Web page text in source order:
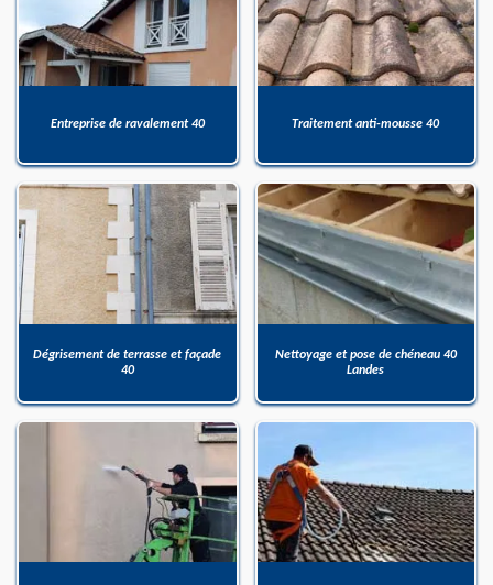
Entreprise de ravalement 40 Traitement anti-mousse 40
Dégrisement de terrasse et façade
40
Nettoyage et pose de chéneau 40
Landes